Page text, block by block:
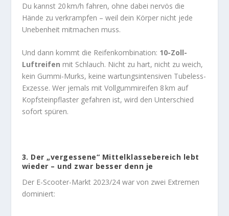
Du kannst 20 km/h fahren, ohne dabei nervös die
Hände zu verkrampfen – weil dein Körper nicht jede
Unebenheit mitmachen muss.
Und dann kommt die Reifenkombination: 10-Zoll-
Luftreifen mit Schlauch. Nicht zu hart, nicht zu weich,
kein Gummi-Murks, keine wartungsintensiven Tubeless-
Exzesse. Wer jemals mit Vollgummireifen 8 km auf
Kopfsteinpflaster gefahren ist, wird den Unterschied
sofort spüren.
3. Der „vergessene“ Mittelklassebereich lebt
wieder – und zwar besser denn je
Der E-Scooter-Markt 2023/24 war von zwei Extremen
dominiert: